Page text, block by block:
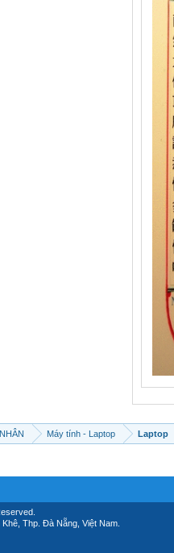
Máy tính - Laptop Laptop
Thp. Đà Nẵng, Việt Nam.